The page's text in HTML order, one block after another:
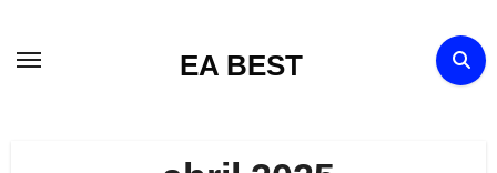
EA BEST